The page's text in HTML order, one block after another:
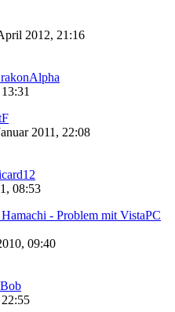
2012, 21:16
2011, 22:08
08:53
- Problem mit VistaPC
09:40